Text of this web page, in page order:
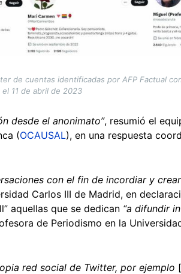
de cuentas identificadas por AFP Factual
el 11 de abril de 2023
desde el anonimato”, resumió el
(OCAUSAL), en una respuesta
con el fin de incordiar y
Carlos III de Madrid, en
aquellas que se dedican “a difundir
de Periodismo en la
red social de Twitter, por ejemplo